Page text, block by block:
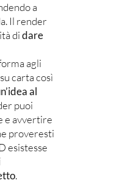
a
Il render
didare
agli
carta così
al
puoi
e avvertire
proveresti
esistesse
.